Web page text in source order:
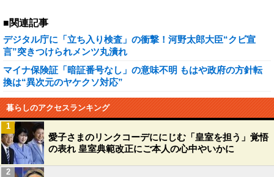
■関連記事
デジタル庁に「立ち入り検査」の衝撃！河野太郎大臣“クビ宣
言”突きつけられメンツ丸潰れ
マイナ保険証「暗証番号なし」の意味不明 もはや政府の方針転
換は“異次元のヤケクソ対応”
暮らしのアクセスランキング
愛子さまのリンクコーデににじむ「皇室を担う」覚悟
の表れ 皇室典範改正にご本人の心中やいかに
1
2